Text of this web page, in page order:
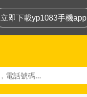
立即下載yp1083手機app